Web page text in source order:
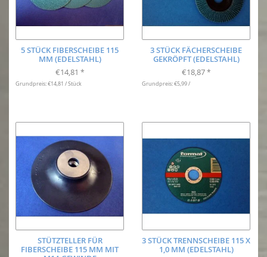
5 STÜCK FIBERSCHEIBE 115
MM (EDELSTAHL)
€14,81 *
Grundpreis: €14,81 / Stück
3 STÜCK FÄCHERSCHEIBE
GEKRÖPFT (EDELSTAHL)
€18,87 *
Grundpreis: €5,99 /
STÜTZTELLER FÜR
FIBERSCHEIBE 115 MM MIT
3 STÜCK TRENNSCHEIBE 115 X
1,0 MM (EDELSTAHL)